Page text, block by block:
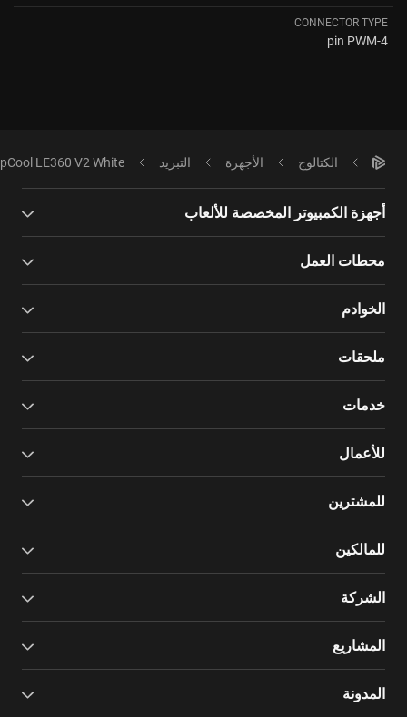
CONNECTOR TYPE
4-pin PWM
الكتالوج الأجهزة التبريد LE360 V2 White
أجهزة الكمبيوتر المخصصة للألعاب
محطات العمل
الخوادم
ملحقات
خدمات
للأعمال
للمشترين
للمالكين
الشركة
المشاريع
المدونة